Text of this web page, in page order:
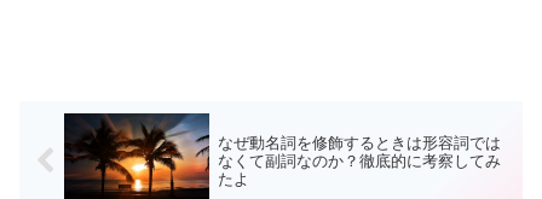
なぜ動名詞を修飾するときは形容詞では
なくて副詞なのか？徹底的に考察してみ
たよ